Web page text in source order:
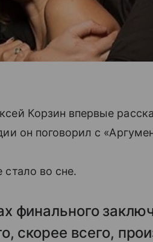
Корзин впервые
он поговорил с
во сне.
финального
скорее всего,